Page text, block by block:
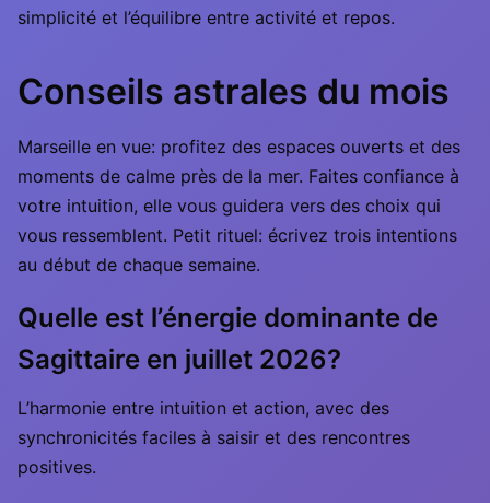
simplicité et l’équilibre entre activité et repos.
Conseils astrales du mois
Marseille en vue: profitez des espaces ouverts et des
moments de calme près de la mer. Faites confiance à
votre intuition, elle vous guidera vers des choix qui
vous ressemblent. Petit rituel: écrivez trois intentions
au début de chaque semaine.
Quelle est l’énergie dominante de
Sagittaire en juillet 2026?
L’harmonie entre intuition et action, avec des
synchronicités faciles à saisir et des rencontres
positives.